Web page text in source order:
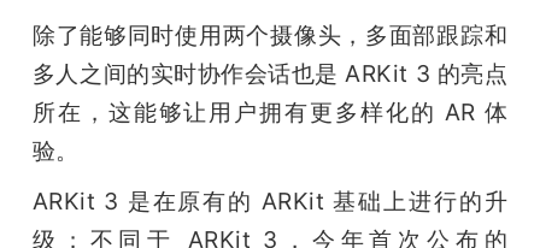
除了能够同时使用两个摄像头，多面部跟踪和
多人之间的实时协作会话也是 ARKit 3 的亮点
所在，这能够让用户拥有更多样化的 AR 体
验。
ARKit 3 是在原有的 ARKit 基础上进行的升
级；不同于 ARKit 3，今年首次公布的